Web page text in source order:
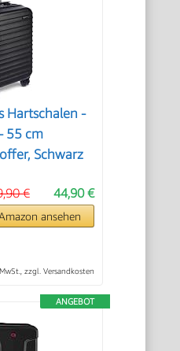
Hartschalen -
55 cm
Schwarz
44,90 €
€
ansehen
zzgl. Versandkosten
ANGEBOT